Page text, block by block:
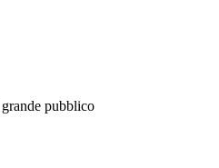
pubblico